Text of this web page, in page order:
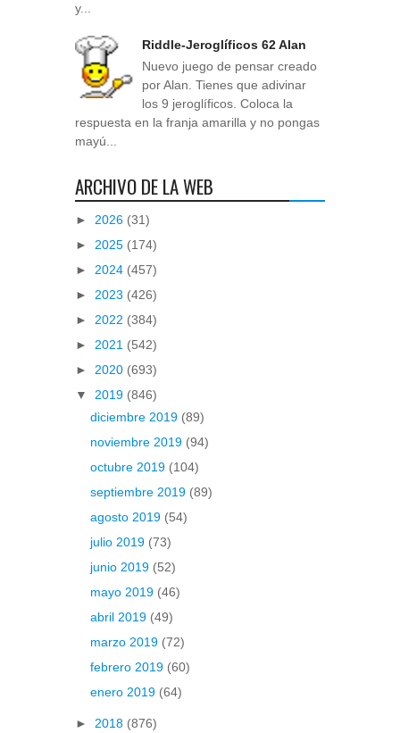
y...
Riddle-Jeroglíficos 62 Alan
Nuevo juego de pensar creado
por Alan. Tienes que adivinar
los 9 jeroglíficos. Coloca la
respuesta en la franja amarilla y no pongas
mayú...
ARCHIVO DE LA WEB
► 2026 (31)
► 2025 (174)
► 2024 (457)
► 2023 (426)
► 2022 (384)
► 2021 (542)
► 2020 (693)
▼ 2019 (846)
diciembre 2019 (89)
noviembre 2019 (94)
octubre 2019 (104)
septiembre 2019 (89)
agosto 2019 (54)
julio 2019 (73)
junio 2019 (52)
mayo 2019 (46)
abril 2019 (49)
marzo 2019 (72)
febrero 2019 (60)
enero 2019 (64)
► 2018 (876)